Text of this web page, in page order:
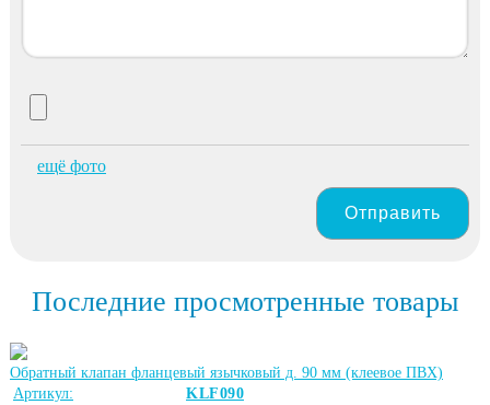
ещё фото
Отправить
Последние просмотренные товары
Обратный клапан фланцевый язычковый д. 90 мм (клеевое ПВХ)
Артикул:
KLF090